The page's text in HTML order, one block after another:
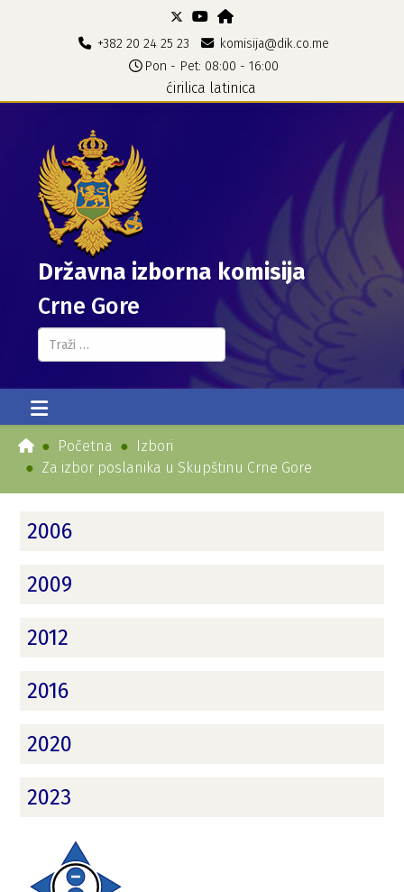
+382 20 24 25 23
komisija@dik.co.me
Pon - Pet: 08:00 - 16:00
ćirilica latinica
Državna izborna komisija
Crne Gore
Pretraga...
Početna
Izbori
Za izbor poslanika u Skupštinu Crne Gore
2006
2009
2012
2016
2020
2023